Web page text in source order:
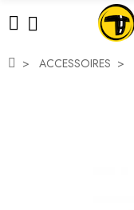
ACCESSOIRES